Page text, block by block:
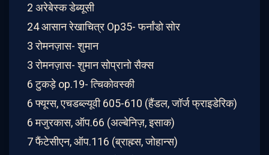
2 अरेबेस्क डेब्यूसी
24 आसान रेखाचित्र Op35- फर्नांडो सोर
3 रोमनज़ास- शुमान
3 रोमनज़ास- शुमान सोप्रानो सैक्स
6 टुकड़े op.19- त्चिकोवस्की
6 फ्यूग्स, एचडब्ल्यूवी 605-610 (हैंडल, जॉर्ज फ्राइडेरिक)
6 मजुरकास, ऑप.66 (अल्बेनिज़, इसाक)
7 फैंटेसीएन, ऑप.116 (ब्राह्म्स, जोहान्स)